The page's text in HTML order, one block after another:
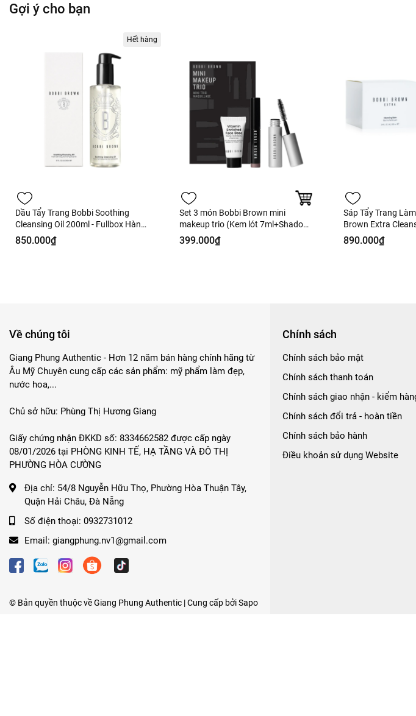
Gợi ý cho bạn
Hết hàng
Dầu Tẩy Trang Bobbi Soothing
Cleansing Oil 200ml - Fullbox Hàng
US
850.000₫
Set 3 món Bobbi Brown mini
makeup trio (Kem lót 7ml+Shadow
Stick 0.9g+Eye Mascara 3ml) Hàng
399.000₫
Sáp Tẩy Trang
Brown Extra
- Fullbox - Hàng US
890.000₫
Về chúng tôi
Giang Phung Authentic - Hơn 12 năm bán hàng chính hãng từ
Âu Mỹ Chuyên cung cấp các sản phẩm: mỹ phẩm làm đẹp,
nước hoa,...
Chủ sở hữu: Phùng Thị Hương Giang
Giấy chứng nhận ĐKKD số: 8334662582 được cấp ngày
08/01/2026 tại PHÒNG KINH TẾ, HẠ TẦNG VÀ ĐÔ THỊ
PHƯỜNG HÒA CƯỜNG
Địa chỉ: 54/8 Nguyễn Hữu Thọ, Phường Hòa Thuận Tây,
Quận Hải Châu, Đà Nẵng
Số điện thoại: 0932731012
Email: giangphung.nv1@gmail.com
Chính sách
Chính sách bảo mật
Chính sách thanh toán
Chính sách giao nhận - kiểm
Chính sách đổi trả - hoàn tiền
Chính sách bảo hành
Điều khoản sử dụng Website
© Bản quyền thuộc vềGiang Phung Authentic | Cung cấp bởiSapo